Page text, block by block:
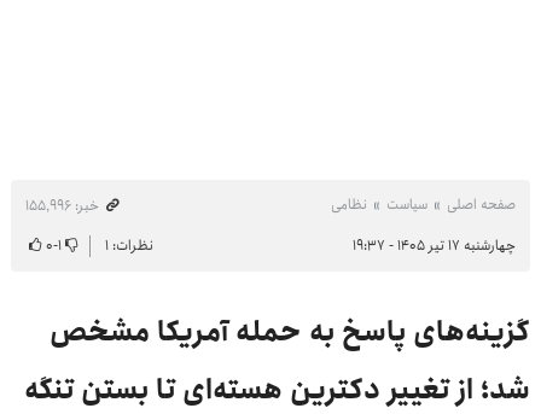
صفحه اصلی سیاست نظامی
خبر: ۱۵۵٬۹۹۶
چهارشنبه ۱۷ تیر ۱۴۰۵ - ۱۹:۳۷
نظرات: ۱ ۱-۰
گزینه‌های پاسخ به حمله آمریکا مشخص
شد؛ از تغییر دکترین هسته‌ای تا بستن تنگه